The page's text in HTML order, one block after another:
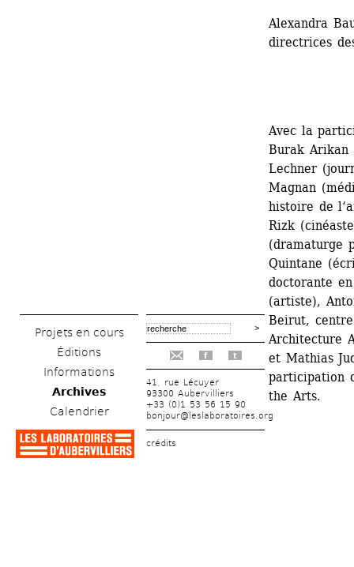
Projets en cours
Éditions
Informations
Archives
Calendrier
f t
41, rue Lécuyer
93300 Aubervilliers
+33 (0)1 53 56 15 90
bonjour@leslaboratoires.org
crédits
Alexandra
directrices
Avec la
Burak Arikan
Lechner
Magnan
histoire de
Rizk
(dramaturge
Quintane
doctorante
(artiste),
Beirut,
Architecture
et Mathias
participation
the Arts.